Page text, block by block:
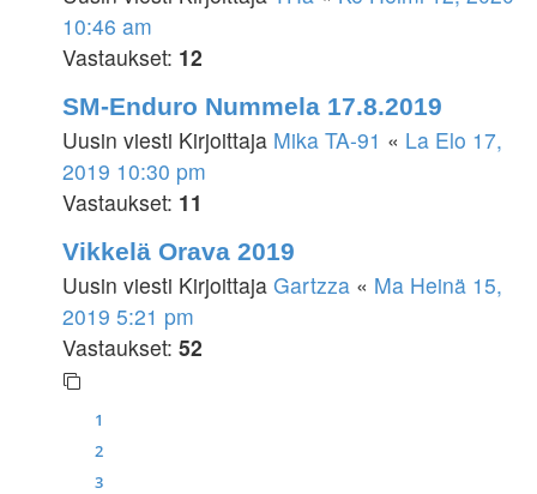
10:46 am
Vastaukset: 12
SM-Enduro Nummela 17.8.2019
Uusin viesti Kirjoittaja Mika TA-91 « La Elo 17,
2019 10:30 pm
Vastaukset: 11
Vikkelä Orava 2019
Uusin viesti Kirjoittaja Gartzza « Ma Heinä 15,
2019 5:21 pm
Vastaukset: 52
1
2
3